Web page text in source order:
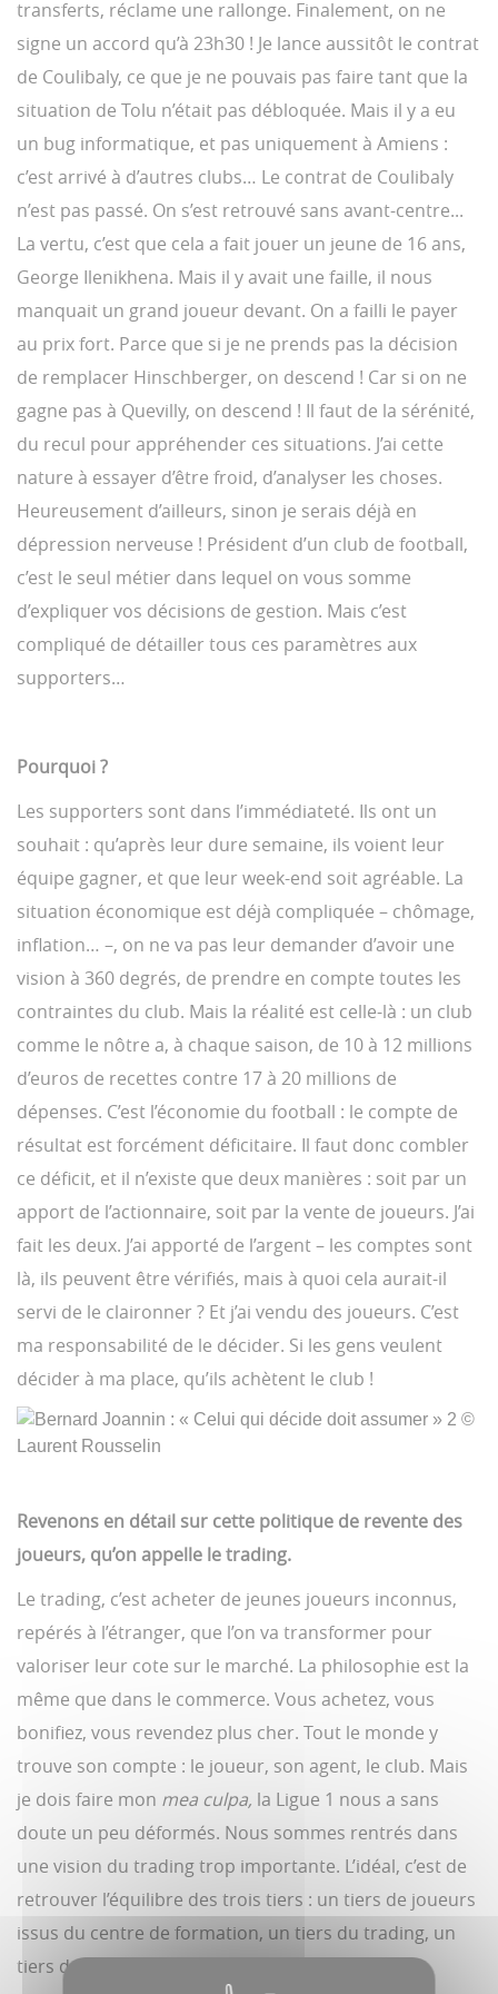
transferts, réclame une rallonge. Finalement, on ne
signe un accord qu’à 23h30 ! Je lance aussitôt le contrat
de Coulibaly, ce que je ne pouvais pas faire tant que la
situation de Tolu n’était pas débloquée. Mais il y a eu
un bug informatique, et pas uniquement à Amiens :
c’est arrivé à d’autres clubs… Le contrat de Coulibaly
n’est pas passé. On s’est retrouvé sans avant-centre...
La vertu, c’est que cela a fait jouer un jeune de 16 ans,
George Ilenikhena. Mais il y avait une faille, il nous
manquait un grand joueur devant. On a failli le payer
au prix fort. Parce que si je ne prends pas la décision
de remplacer Hinschberger, on descend ! Car si on ne
gagne pas à Quevilly, on descend ! Il faut de la sérénité,
du recul pour appréhender ces situations. J’ai cette
nature à essayer d’être froid, d’analyser les choses.
Heureusement d’ailleurs, sinon je serais déjà en
dépression nerveuse ! Président d’un club de football,
c’est le seul métier dans lequel on vous somme
d’expliquer vos décisions de gestion. Mais c’est
compliqué de détailler tous ces paramètres aux
supporters…
Pourquoi ?
Les supporters sont dans l’immédiateté. Ils ont un
souhait : qu’après leur dure semaine, ils voient leur
équipe gagner, et que leur week-end soit agréable. La
situation économique est déjà compliquée – chômage,
inflation… –, on ne va pas leur demander d’avoir une
vision à 360 degrés, de prendre en compte toutes les
contraintes du club. Mais la réalité est celle-là : un club
comme le nôtre a, à chaque saison, de 10 à 12 millions
d’euros de recettes contre 17 à 20 millions de
dépenses. C’est l’économie du football : le compte de
résultat est forcément déficitaire. Il faut donc combler
ce déficit, et il n’existe que deux manières : soit par un
apport de l’actionnaire, soit par la vente de joueurs. J’ai
fait les deux. J’ai apporté de l’argent – les comptes sont
là, ils peuvent être vérifiés, mais à quoi cela aurait-il
servi de le claironner ? Et j’ai vendu des joueurs. C’est
ma responsabilité de le décider. Si les gens veulent
décider à ma place, qu’ils achètent le club !
Revenons en détail sur cette politique de revente des
joueurs, qu’on appelle le trading.
Le trading, c’est acheter de jeunes joueurs inconnus,
repérés à l’étranger, que l’on va transformer pour
valoriser leur cote sur le marché. La philosophie est la
même que dans le commerce. Vous achetez, vous
bonifiez, vous revendez plus cher. Tout le monde y
trouve son compte : le joueur, son agent, le club. Mais
je dois faire mon mea culpa, la Ligue 1 nous a sans
doute un peu déformés. Nous sommes rentrés dans
une vision du trading trop importante. L’idéal, c’est de
retrouver l’équilibre des trois tiers : un tiers de joueurs
issus du centre de formation, un tiers du trading, un
tiers de joueurs matures, entre 27 et 32 ans, qui